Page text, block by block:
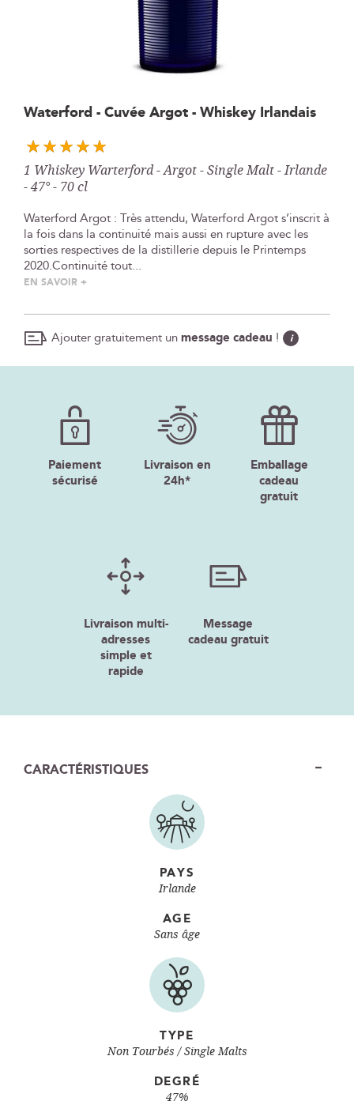
Skip
the
beginning
of
the
gallery
Waterford - Cuvée Argot - Whiskey Irlandais
1 Whiskey Warterford - Argot - Single Malt - Irlande
- 47° - 70 cl
Waterford Argot : Très attendu, Waterford Argot s’inscrit à
la fois dans la continuité mais aussi en rupture avec les
sorties respectives de la distillerie depuis le Printemps
2020.Continuité tout...
EN SAVOIR +
Ajouter gratuitement unmessage cadeau ! i
Paiement
sécurisé
Livraison en
24h*
Emballage
cadeau
gratuit
Livraison multi-
adresses
simple et
rapide
Message
cadeau gratuit
CARACTÉRISTIQUES
PAYS
Irlande
AGE
Sans âge
TYPE
Non Tourbés Single Malts
DEGRÉ
47%